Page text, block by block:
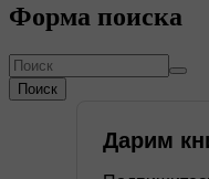
Форма поиска
Поиск
Дарим